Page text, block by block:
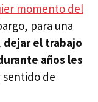
momento del
para una
dejar el trabajo
años les
de